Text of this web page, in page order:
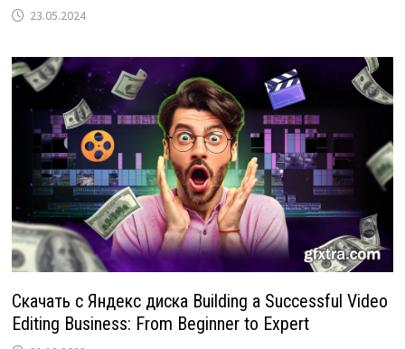
23.05.2024
Скачать с Яндекс диска Building a Successful Video
Editing Business: From Beginner to Expert